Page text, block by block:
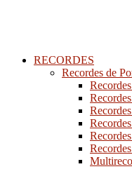
RECORDES
Recordes de